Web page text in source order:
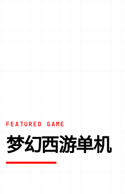
FEATURED GAME
梦幻西游单机